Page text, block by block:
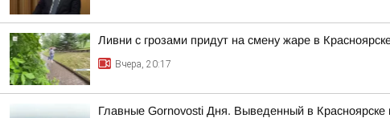
Ливни с грозами придут на смену жаре в
Вчера, 20:17
Главные Gornovosti Дня. Выведенный в